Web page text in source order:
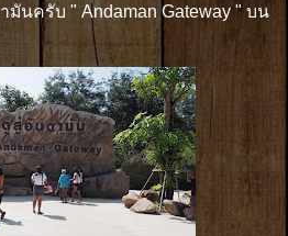
มันครับ " Andaman Gateway " บน